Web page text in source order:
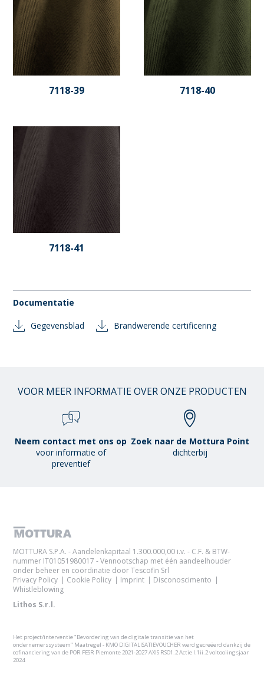
7118-39 7118-40
7118-41
Documentatie
Gegevensblad Brandwerende certificering
VOOR MEER INFORMATIE OVER ONZE PRODUCTEN
Neem contact met ons op
voor informatie of
preventief
Zoek naar de Mottura Point
dichterbij
MOTTURA S.P.A. - Aandelenkapitaal 1.300.000,00 i.v. - C.F. & BTW-
nummer IT01051980017 - Vennootschap met één aandeelhouder
onder beheer en coördinatie door Tescofin Srl
Privacy Policy
Cookie Policy Imprint
Disconoscimento
Whistleblowing
Lithos S.r.l.
Het project/interventie "Bevordering van de digitale transitie van het
ondernemerssysteem" Maatregel - KMO DIGITALISATIEVOUCHER werd gecreëerd dankzij de
cofinanciering van de POR FESR Piemonte 2021-2027 AXIS RSO1.2 Actie I.1ii.2 voltooiingsjaar
2024